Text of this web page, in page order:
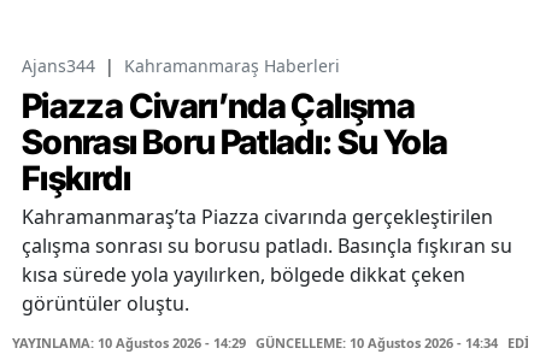
Ajans344 | Kahramanmaraş Haberleri
Piazza Civarı’nda Çalışma
Sonrası Boru Patladı: Su Yola
Fışkırdı
Kahramanmaraş’ta Piazza civarında gerçekleştirilen
çalışma sonrası su borusu patladı. Basınçla fışkıran su
kısa sürede yola yayılırken, bölgede dikkat çeken
görüntüler oluştu.
YAYINLAMA: 10 Ağustos 2026 - 14:29 GÜNCELLEME: 10 Ağustos 2026 - 14:34